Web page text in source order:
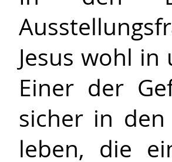
Jesus wohl
Einer der
sicher in
leben, die